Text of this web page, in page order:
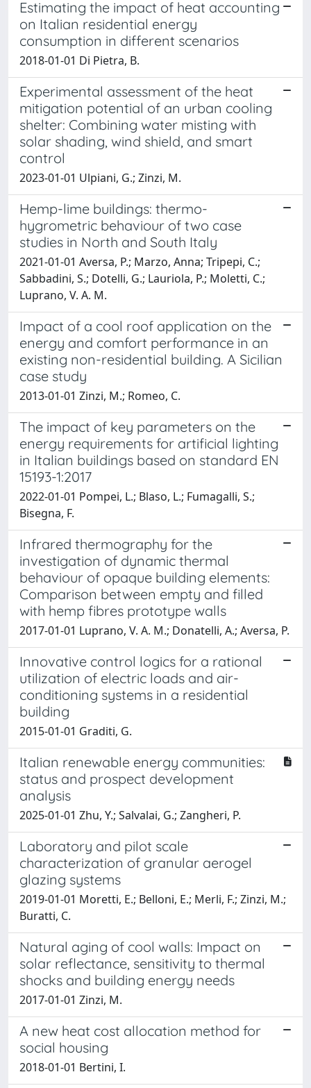
Estimating the impact of heat accounting
on Italian residential energy
consumption in different scenarios
2018-01-01 Di Pietra, B.
Experimental assessment of the heat
mitigation potential of an urban cooling
shelter: Combining water misting with
solar shading, wind shield, and smart
control
2023-01-01 Ulpiani, G.; Zinzi, M.
Hemp-lime buildings: thermo-
hygrometric behaviour of two case
studies in North and South Italy
2021-01-01 Aversa, P.; Marzo, Anna; Tripepi, C.;
Sabbadini, S.; Dotelli, G.; Lauriola, P.; Moletti, C.;
Luprano, V. A. M.
Impact of a cool roof application on the
energy and comfort performance in an
existing non-residential building. A Sicilian
case study
2013-01-01 Zinzi, M.; Romeo, C.
The impact of key parameters on the
energy requirements for artificial lighting
in Italian buildings based on standard EN
15193-1:2017
2022-01-01 Pompei, L.; Blaso, L.; Fumagalli, S.;
Bisegna, F.
Infrared thermography for the
investigation of dynamic thermal
behaviour of opaque building elements:
Comparison between empty and filled
with hemp fibres prototype walls
2017-01-01 Luprano, V. A. M.; Donatelli, A.; Aversa, P.
Innovative control logics for a rational
utilization of electric loads and air-
conditioning systems in a residential
building
2015-01-01 Graditi, G.
Italian renewable energy communities:
status and prospect development
analysis
2025-01-01 Zhu, Y.; Salvalai, G.; Zangheri, P.
Laboratory and pilot scale
characterization of granular aerogel
glazing systems
2019-01-01 Moretti, E.; Belloni, E.; Merli, F.; Zinzi, M.;
Buratti, C.
Natural aging of cool walls: Impact on
solar reflectance, sensitivity to thermal
shocks and building energy needs
2017-01-01 Zinzi, M.
A new heat cost allocation method for
social housing
2018-01-01 Bertini, I.